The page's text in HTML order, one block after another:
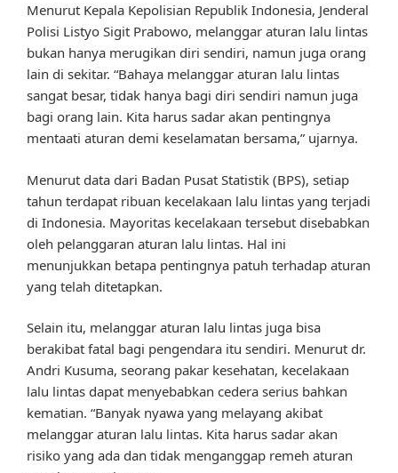
Menurut Kepala Kepolisian Republik Indonesia, Jenderal
Polisi Listyo Sigit Prabowo, melanggar aturan lalu lintas
bukan hanya merugikan diri sendiri, namun juga orang
lain di sekitar. “Bahaya melanggar aturan lalu lintas
sangat besar, tidak hanya bagi diri sendiri namun juga
bagi orang lain. Kita harus sadar akan pentingnya
mentaati aturan demi keselamatan bersama,” ujarnya.
Menurut data dari Badan Pusat Statistik (BPS), setiap
tahun terdapat ribuan kecelakaan lalu lintas yang terjadi
di Indonesia. Mayoritas kecelakaan tersebut disebabkan
oleh pelanggaran aturan lalu lintas. Hal ini
menunjukkan betapa pentingnya patuh terhadap aturan
yang telah ditetapkan.
Selain itu, melanggar aturan lalu lintas juga bisa
berakibat fatal bagi pengendara itu sendiri. Menurut dr.
Andri Kusuma, seorang pakar kesehatan, kecelakaan
lalu lintas dapat menyebabkan cedera serius bahkan
kematian. “Banyak nyawa yang melayang akibat
melanggar aturan lalu lintas. Kita harus sadar akan
risiko yang ada dan tidak menganggap remeh aturan